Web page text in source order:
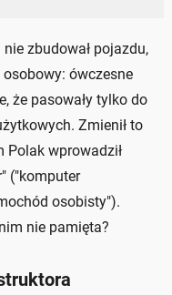
zbudował pojazdu,
ówczesne
że pasowały tylko do
Zmienił to
Polak wprowadził
("komputer
osobisty").
nie pamięta?